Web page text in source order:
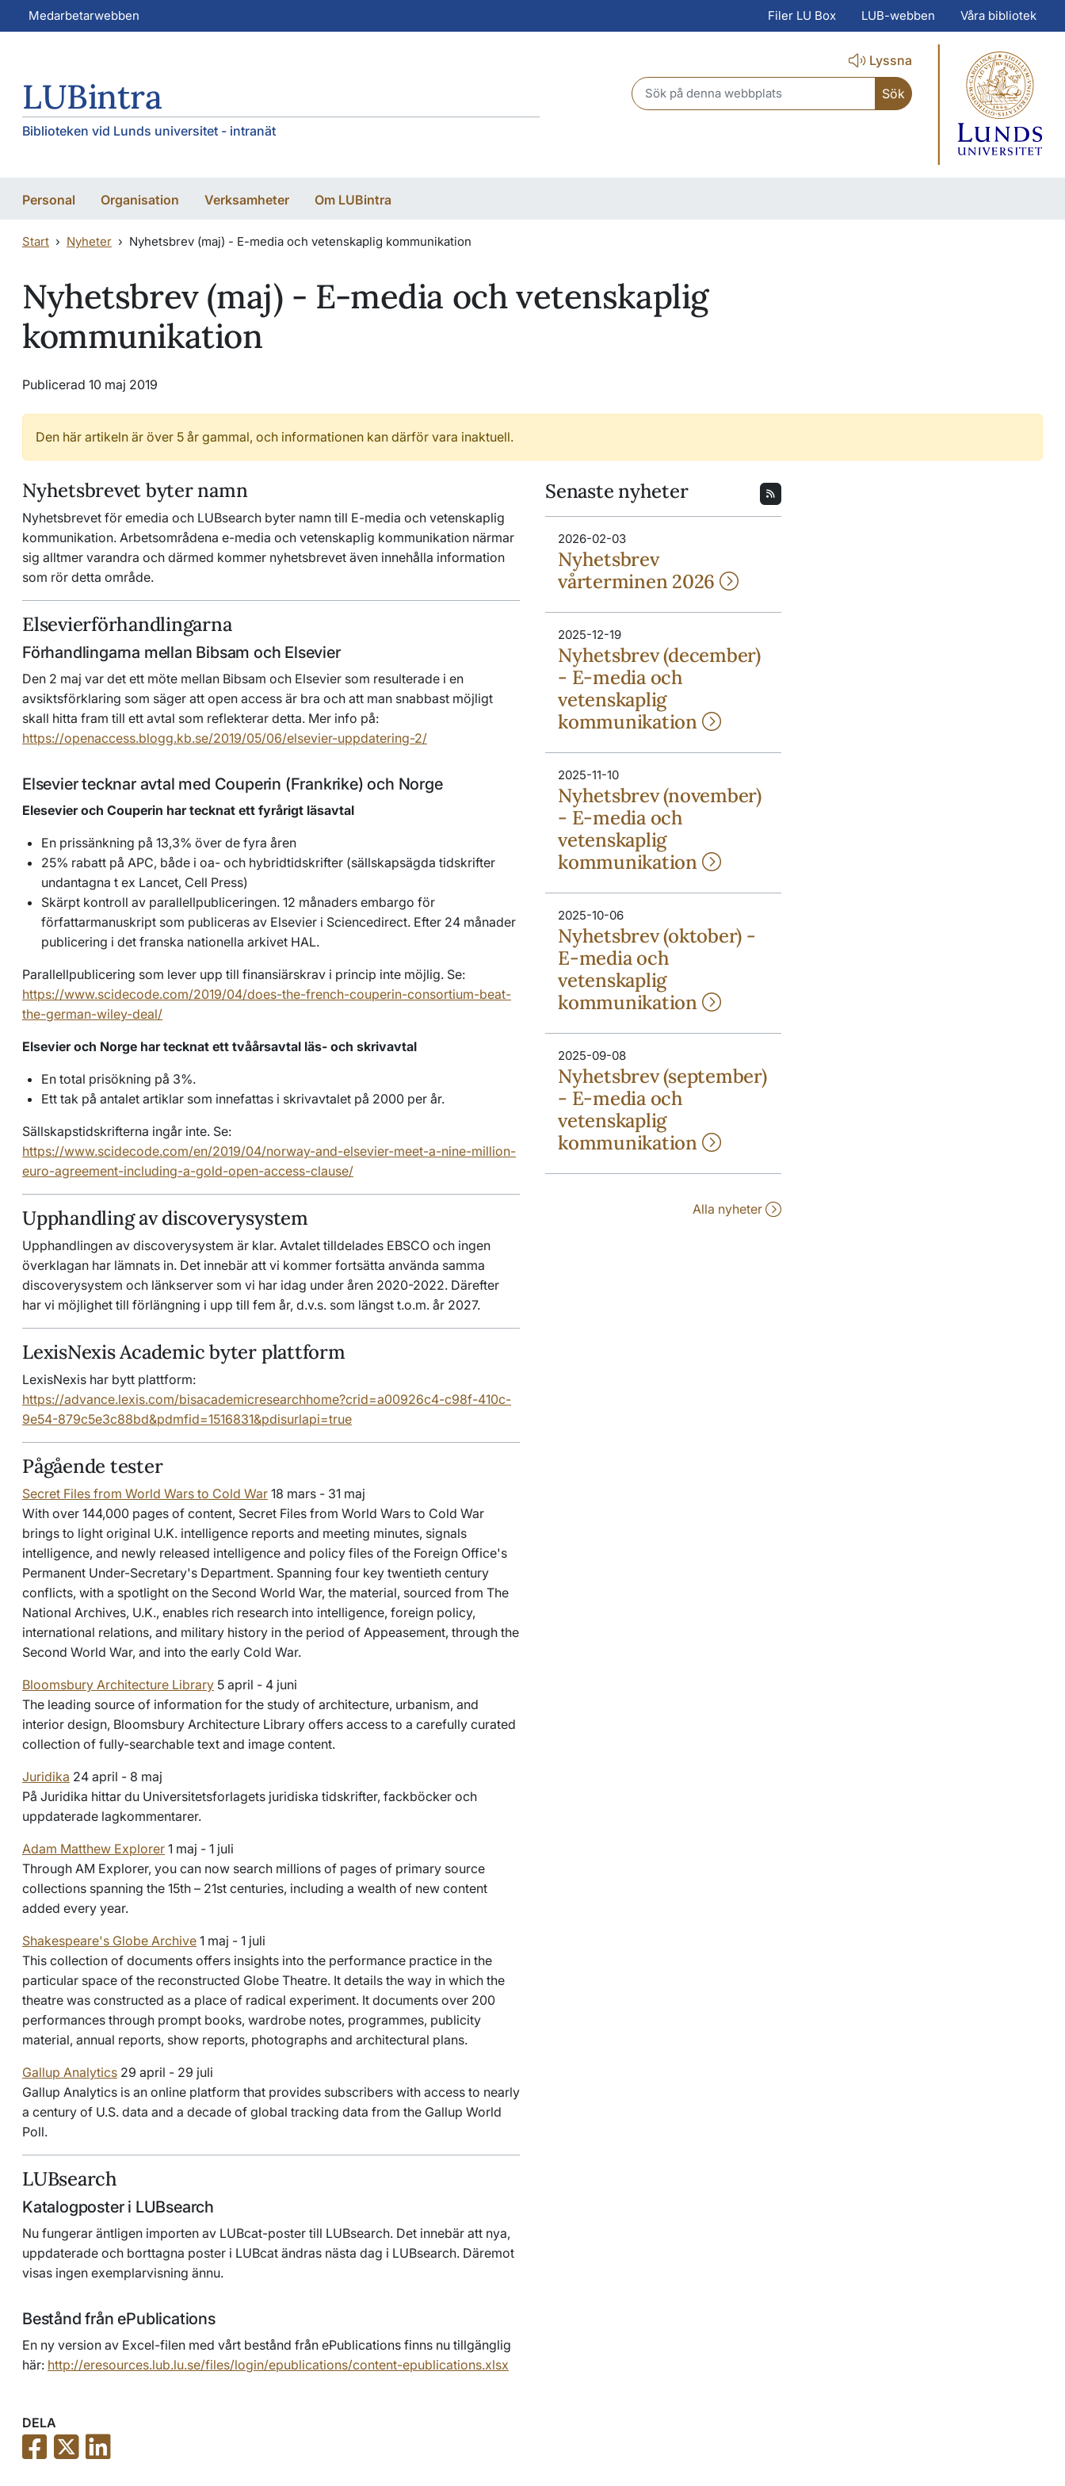
Hoppa till huvudinnehåll
Hoppa till huvudinnehåll
Medarbetarwebben Filer LU Box LUB-webben Våra bibliotek
LUBintra
Biblioteken vid Lunds universitet - intranät
Lyssna
Header search
Personal Organisation Verksamheter Om LUBintra
Start Nyheter Nyhetsbrev (maj) - E-media och vetenskaplig kommunikation
Nyhetsbrev (maj) - E-media och vetenskaplig
kommunikation
Publicerad 10 maj 2019
Den här artikeln är över 5 år gammal, och informationen kan därför vara inaktuell.
Nyhetsbrevet byter namn
Nyhetsbrevet för emedia och LUBsearch byter namn till E-media och vetenskaplig
kommunikation. Arbetsområdena e-media och vetenskaplig kommunikation närmar
sig alltmer varandra och därmed kommer nyhetsbrevet även innehålla information
som rör detta område.
Elsevierförhandlingarna
Förhandlingarna mellan Bibsam och Elsevier
Den 2 maj var det ett möte mellan Bibsam och Elsevier som resulterade i en
avsiktsförklaring som säger att open access är bra och att man snabbast möjligt
skall hitta fram till ett avtal som reflekterar detta. Mer info på:
https://openaccess.blogg.kb.se/2019/05/06/elsevier-uppdatering-2/
Elsevier tecknar avtal med Couperin (Frankrike) och Norge
Elesevier och Couperin har tecknat ett fyrårigt läsavtal
En prissänkning på 13,3% över de fyra åren
25% rabatt på APC, både i oa- och hybridtidskrifter (sällskapsägda tidskrifter
undantagna t ex Lancet, Cell Press)
Skärpt kontroll av parallellpubliceringen. 12 månaders embargo för
författarmanuskript som publiceras av Elsevier i Sciencedirect. Efter 24 månader
publicering i det franska nationella arkivet HAL.
Parallellpublicering som lever upp till finansiärskrav i princip inte möjlig. Se:
https://www.scidecode.com/2019/04/does-the-french-couperin-consortium-beat-
the-german-wiley-deal/
Elsevier och Norge har tecknat ett tvåårsavtal läs- och skrivavtal
En total prisökning på 3%.
Ett tak på antalet artiklar som innefattas i skrivavtalet på 2000 per år.
Sällskapstidskrifterna ingår inte. Se:
https://www.scidecode.com/en/2019/04/norway-and-elsevier-meet-a-nine-million-
euro-agreement-including-a-gold-open-access-clause/
Upphandling av discoverysystem
Upphandlingen av discoverysystem är klar. Avtalet tilldelades EBSCO och ingen
överklagan har lämnats in. Det innebär att vi kommer fortsätta använda samma
discoverysystem och länkserver som vi har idag under åren 2020-2022. Därefter
har vi möjlighet till förlängning i upp till fem år, d.v.s. som längst t.o.m. år 2027.
LexisNexis Academic byter plattform
LexisNexis har bytt plattform:
https://advance.lexis.com/bisacademicresearchhome?crid=a00926c4-c98f-410c-
9e54-879c5e3c88bd&pdmfid=1516831&pdisurlapi=true
Pågående tester
Secret Files from World Wars to Cold War 18 mars - 31 maj
With over 144,000 pages of content, Secret Files from World Wars to Cold War
brings to light original U.K. intelligence reports and meeting minutes, signals
intelligence, and newly released intelligence and policy files of the Foreign Office's
Permanent Under-Secretary's Department. Spanning four key twentieth century
conflicts, with a spotlight on the Second World War, the material, sourced from The
National Archives, U.K., enables rich research into intelligence, foreign policy,
international relations, and military history in the period of Appeasement, through the
Second World War, and into the early Cold War.
Bloomsbury Architecture Library 5 april - 4 juni
The leading source of information for the study of architecture, urbanism, and
interior design, Bloomsbury Architecture Library offers access to a carefully curated
collection of fully-searchable text and image content.
Juridika 24 april - 8 maj
På Juridika hittar du Universitetsforlagets juridiska tidskrifter, fackböcker och
uppdaterade lagkommentarer.
Adam Matthew Explorer 1 maj - 1 juli
Through AM Explorer, you can now search millions of pages of primary source
collections spanning the 15th – 21st centuries, including a wealth of new content
added every year.
Shakespeare's Globe Archive 1 maj - 1 juli
This collection of documents offers insights into the performance practice in the
particular space of the reconstructed Globe Theatre. It details the way in which the
theatre was constructed as a place of radical experiment. It documents over 200
performances through prompt books, wardrobe notes, programmes, publicity
material, annual reports, show reports, photographs and architectural plans.
Gallup Analytics 29 april - 29 juli
Gallup Analytics is an online platform that provides subscribers with access to nearly
a century of U.S. data and a decade of global tracking data from the Gallup World
Poll.
LUBsearch
Katalogposter i LUBsearch
Nu fungerar äntligen importen av LUBcat-poster till LUBsearch. Det innebär att nya,
uppdaterade och borttagna poster i LUBcat ändras nästa dag i LUBsearch. Däremot
visas ingen exemplarvisning ännu.
Bestånd från ePublications
En ny version av Excel-filen med vårt bestånd från ePublications finns nu tillgänglig
här: http://eresources.lub.lu.se/files/login/epublications/content-epublications.xlsx
Senaste nyheter
2026-02-03
Nyhetsbrev
vårterminen 2026
2025-12-19
Nyhetsbrev (december)
- E-media och
vetenskaplig
kommunikation
2025-11-10
Nyhetsbrev (november)
- E-media och
vetenskaplig
kommunikation
2025-10-06
Nyhetsbrev (oktober) -
E-media och
vetenskaplig
kommunikation
2025-09-08
Nyhetsbrev (september)
- E-media och
vetenskaplig
kommunikation
Alla nyheter
DELA